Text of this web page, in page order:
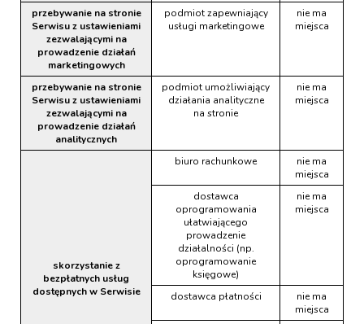
przebywanie na stronie
Serwisu z ustawieniami
zezwalającymi na
prowadzenie działań
marketingowych
podmiot zapewniający
usługi marketingowe
nie ma
miejsca
przebywanie na stronie
Serwisu z ustawieniami
zezwalającymi na
prowadzenie działań
analitycznych
podmiot umożliwiający
działania analityczne
na stronie
nie ma
miejsca
skorzystanie z
bezpłatnych usług
dostępnych w Serwisie
biuro rachunkowe
nie ma
miejsca
dostawca
oprogramowania
ułatwiającego
prowadzenie
działalności (np.
oprogramowanie
księgowe)
nie ma
miejsca
dostawca płatności
nie ma
miejsca